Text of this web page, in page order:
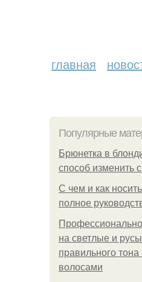
главная
Популярные
Брюнетка в
способ изменить
С чем и как
полное
на светлые и
правильного тона
волосами